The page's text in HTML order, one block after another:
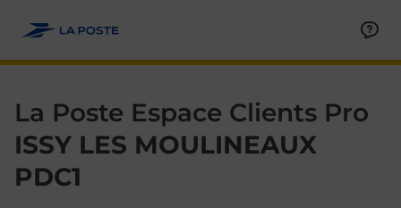
La Poste Espace Clients Pro
ISSY LES MOULINEAUX
PDC1